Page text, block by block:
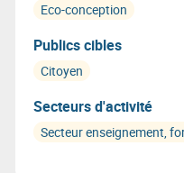
Eco-conception
Publics cibles
Citoyen
Secteurs d'activité
Secteur enseignement,